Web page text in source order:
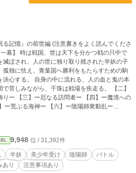
記憶』の前世編 (注意書きをよく読んでくださ
滅ぼされ、人の世に独り取り残された半妖の子
孤独に怯え、青葉国へ勝利をもたらすための駒
決心する。 自身の中に流れる、人の血と鬼の本
苦しみながら、千珠は戦場を疾走る。 【二】
りー 【三】ー厄なる訪問者ー 【四】ー魔境への
ー荒ぶる海神ー 【六】ー陰陽師衆動乱ー
夜顔ー 【八】ー祓い人の罠ー 【九】ー新たなる
】〜【九】全340話。長いです。とにかく長い
現代転生編(全383話)まであります。 【ご注
譚での主人公たちのラストは、いわゆるBL的ハ
ではありません。現代編でハピエンを迎えま
絡みなども出てきますので、お嫌いな方はご
BL 9,948 位 / 31,392件
半妖 美少年受け 陰陽師
バトル
あり 注意事項あり